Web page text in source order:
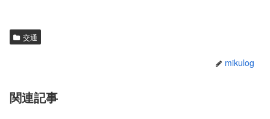
交通
mikulog
関連記事